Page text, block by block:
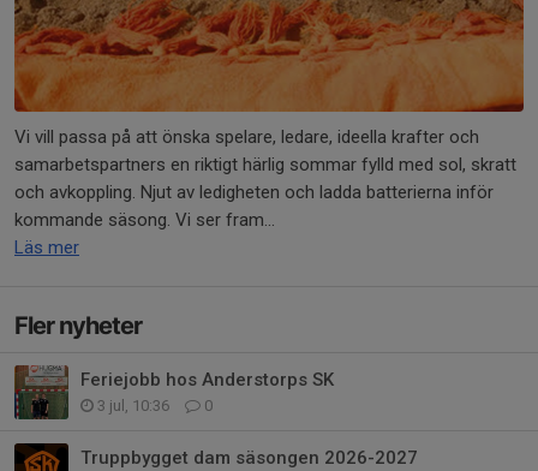
Vi vill passa på att önska spelare, ledare, ideella krafter och
samarbetspartners en riktigt härlig sommar fylld med sol, skratt
och avkoppling. Njut av ledigheten och ladda batterierna inför
kommande säsong. Vi ser fram...
Läs mer
Fler nyheter
Feriejobb hos Anderstorps SK
3 jul, 10:36 0
Truppbygget dam säsongen 2026-2027